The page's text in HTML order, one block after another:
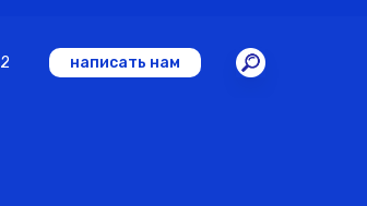
написать нам